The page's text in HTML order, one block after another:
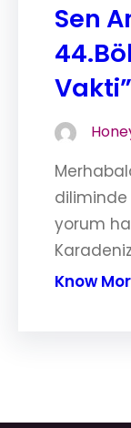
Sen
Vakti”
diliminde
yorum
Know